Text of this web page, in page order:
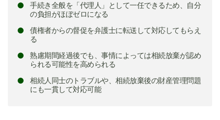
手続き全般を「代理人」として一任できるため、自分
の負担がほぼゼロになる
債権者からの督促を弁護士に転送して対応してもらえ
る
熟慮期間経過後でも、事情によっては相続放棄が認め
られる可能性を高められる
相続人同士のトラブルや、相続放棄後の財産管理問題
にも一貫して対応可能